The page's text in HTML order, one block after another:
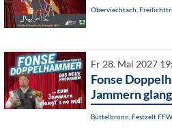
Oberviechtach,
Fr 28. Mai 2027
Fonse
Jammern
Büttelbronn, Festzelt